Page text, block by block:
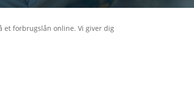
et forbrugslån online. Vi giver dig